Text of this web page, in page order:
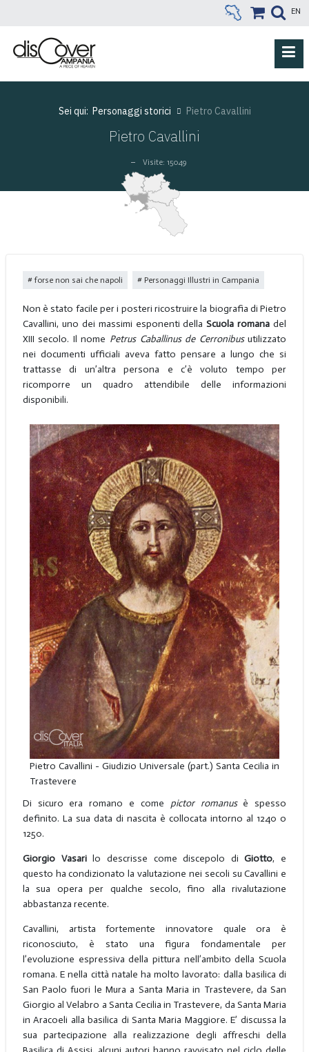
EN
Sei qui: Personaggi storici Pietro Cavallini
Pietro Cavallini
Visite: 15049
forse non sai che napoli Personaggi Illustri in Campania
Non è stato facile per i posteri ricostruire la biografia di Pietro
Cavallini, uno dei massimi esponenti dellaScuola romana del
XIII secolo. Il nome Petrus Caballinus de Cerronibusutilizzato
nei documenti ufficiali aveva fatto pensare a lungo che si
trattasse di un’altra persona e c’è voluto tempo per
ricomporre un quadro attendibile delle informazioni
disponibili.
Pietro Cavallini - Giudizio Universale (part.) Santa Cecilia in
Trastevere
Di sicuro era romano e come pictor romanusè spesso
definito. La sua data di nascita è collocata intorno al 1240 o
1250.
Giorgio Vasarilo descrisse come discepolo diGiotto, e
questo ha condizionato la valutazione nei secoli su Cavallini e
la sua opera per qualche secolo, fino alla rivalutazione
abbastanza recente.
Cavallini, artista fortemente innovatore quale ora è
riconosciuto, è stato una figura fondamentale per
l’evoluzione espressiva della pittura nell’ambito della Scuola
romana. E nella città natale ha molto lavorato: dalla basilica di
San Paolo fuori le Mura a Santa Maria in Trastevere, da San
Giorgio al Velabro a Santa Cecilia in Trastevere, da Santa Maria
in Aracoeli alla basilica di Santa Maria Maggiore. E’ discussa la
sua partecipazione alla realizzazione degli affreschi della